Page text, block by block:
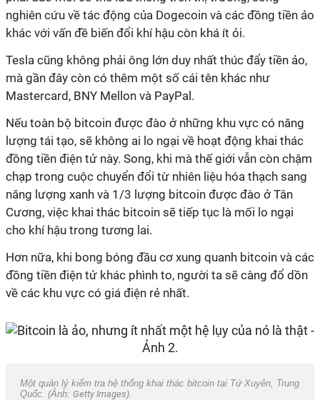
nghiên cứu về tác động của Dogecoin và các đồng tiền ảo
khác với vấn đề biến đổi khí hậu còn khá ít ỏi.
Tesla cũng không phải ông lớn duy nhất thúc đẩy tiền ảo,
mà gần đây còn có thêm một số cái tên khác như
Mastercard, BNY Mellon và PayPal.
Nếu toàn bộ bitcoin được đào ở những khu vực có năng
lượng tái tạo, sẽ không ai lo ngại về hoạt động khai thác
đồng tiền điện tử này. Song, khi mà thế giới vẫn còn chậm
chạp trong cuộc chuyển đổi từ nhiên liệu hóa thạch sang
năng lượng xanh và 1/3 lượng bitcoin được đào ở Tân
Cương, việc khai thác bitcoin sẽ tiếp tục là mối lo ngại
cho khí hậu trong tương lai.
Hơn nữa, khi bong bóng đầu cơ xung quanh bitcoin và các
đồng tiền điện tử khác phình to, người ta sẽ càng đổ dồn
về các khu vực có giá điện rẻ nhất.
Một quản lý kiểm tra hệ thống khai thác bitcoin tại Tứ Xuyên, Trung
Quốc. (Ảnh: Getty Images).